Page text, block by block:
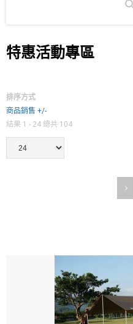
特惠活動專區
排序方式
商品銷售 +/-
結果 1 - 24 總共 104